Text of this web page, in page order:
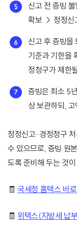
신고 전 증빙
확보 → 정정신
신고 후 증빙을
기준과 기한을
정청구가 제한
증빙은 최소 5
상 보관하되,
정정신고·경정청구
수 있으므로, 증빙 원
도록 준비해 두는 것
🧾국세청 홈택스 바로
🧾 위택스(지방세 납